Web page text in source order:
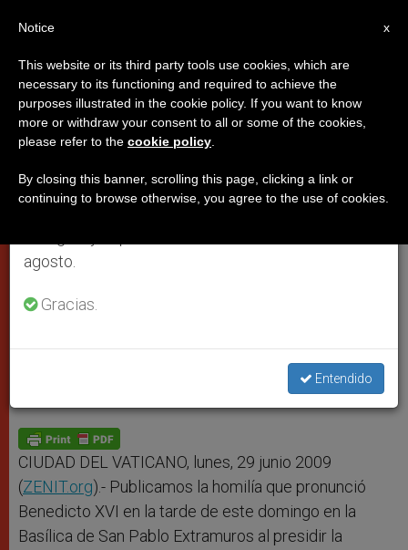
Homilía de Benedicto XVI al
clausurar el Año Paulino
restos humanos del siglo I en la tumba
de Pablo
W
s
A
p
p
M
e
n
g
e
r
F
b
o
o
k
T
t
e
S
e
CIUDAD DEL VATICANO, lunes, 29 junio 2009
(ZENIT.org).- Publicamos la homilía que pronunció
Benedicto XVI en la tarde de este domingo en la
Basílica de San Pablo Extramuros al presidir la
×
Aviso importante
Del 27 de julio al 7 de agosto haremos la pausa
anual, aprovechando que en el periodo de verano
se generan menos informaciones y también el
agosto.
Gracias.
Entendido
x
Notice
This website or its third party tools use cookies, which are
necessary to its functioning and required to achieve the
purposes illustrated in the cookie policy. If you want to know
more or withdraw your consent to all or some of the cookies,
please refer to the cookie policy
By closing this banner, scrolling this page, clicking a link or
continuing to browse otherwise, you agree to the use of cookies.